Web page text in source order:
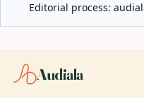
Editorial process:
Audiala